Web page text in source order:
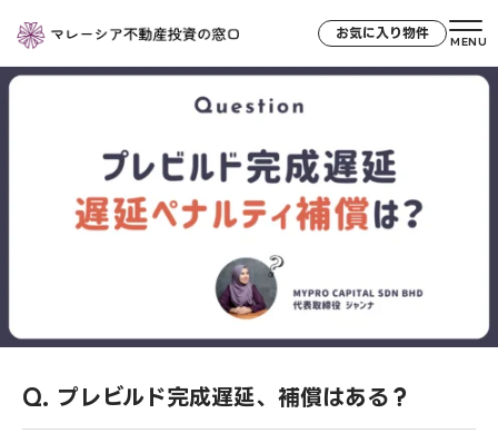
お気に入り物件
MENU
Q. プレビルド完成遅延、補償はある？